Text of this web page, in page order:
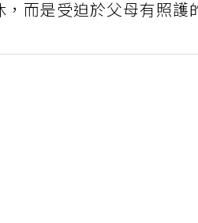
而是受迫於父母有照護